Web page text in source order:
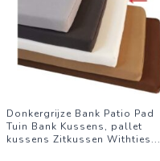
Donkergrijze Bank Patio Pad
Tuin Bank Kussens, pallet
kussens Zitkussen Withties...